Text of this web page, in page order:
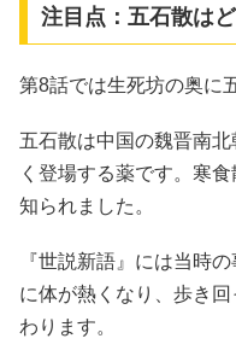
注目点：五石散は
第8話では生死坊の奥に
五石散は中国の魏晋南
く登場する薬です。寒
知られました。
『世説新語』には当時
に体が熱くなり、歩き
わります。